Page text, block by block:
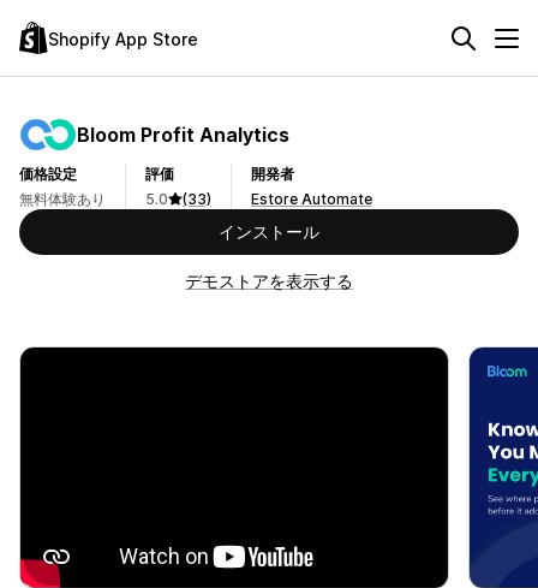
Shopify App Store
Bloom Profit Analytics
価格設定
無料体験あり
評価
5.0
(33)
開発者
Estore Automate
インストール
デモストアを表示する